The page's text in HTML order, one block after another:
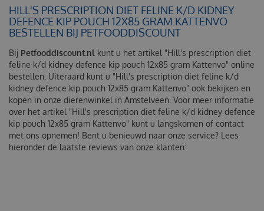
HILL'S PRESCRIPTION DIET FELINE K/D KIDNEY
DEFENCE KIP POUCH 12X85 GRAM KATTENVO
BESTELLEN BIJ PETFOODDISCOUNT
Bij Petfooddiscount.nl kunt u het artikel "Hill's prescription diet
feline k/d kidney defence kip pouch 12x85 gram Kattenvo" online
bestellen. Uiteraard kunt u "Hill's prescription diet feline k/d
kidney defence kip pouch 12x85 gram Kattenvo" ook bekijken en
kopen in onze dierenwinkel in Amstelveen. Voor meer informatie
over het artikel "Hill's prescription diet feline k/d kidney defence
kip pouch 12x85 gram Kattenvo" kunt u langskomen of contact
met ons opnemen! Bent u benieuwd naar onze service? Lees
hieronder de laatste reviews van onze klanten: